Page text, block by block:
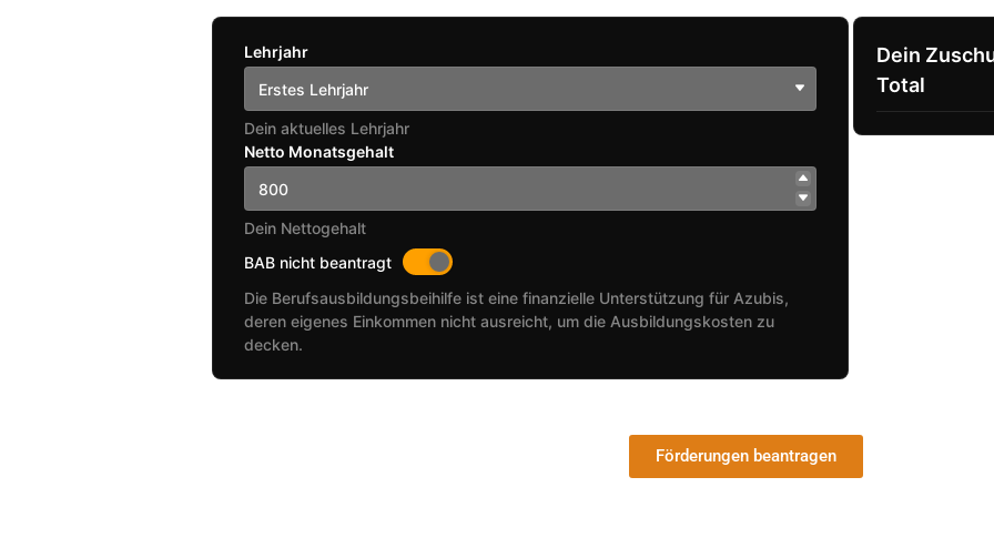
Lehrjahr
Erstes Lehrjahr
Dein aktuelles Lehrjahr
Netto Monatsgehalt
Dein Nettogehalt
BAB nicht beantragt
Die Berufsausbildungsbeihilfe ist eine finanzielle Unterstützung für Azubis,
deren eigenes Einkommen nicht ausreicht, um die Ausbildungskosten zu
decken.
Dein
Total
Förderungen beantragen